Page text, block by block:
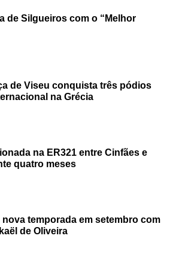
de Silgueiros com o “Melhor
de Viseu conquista três pódios
na Grécia
na ER321 entre Cinfães e
quatro meses
temporada em setembro com
de Oliveira